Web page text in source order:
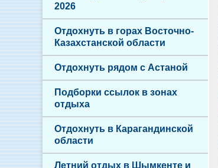
2026
Отдохнуть в горах Восточно-
Казахстанской области
Отдохнуть рядом с Астаной
Подборки ссылок в зонах
отдыха
Отдохнуть в Карагандинской
области
Летний отдых в Шымкенте и